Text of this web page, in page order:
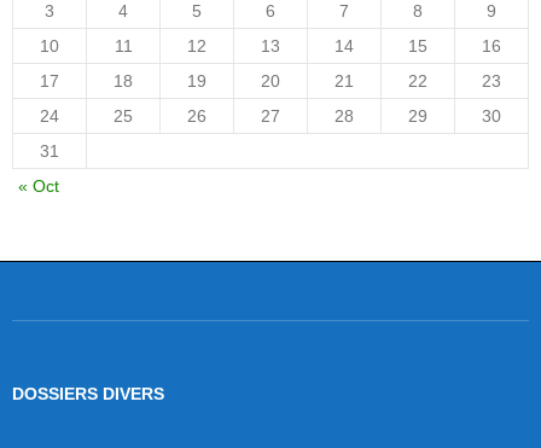
3
4 5 6 7 8
9
10
11 12 13 14 15
16
17
18 19 20 21 22
23
24
25 26 27 28 29
30
31
« Oct
DOSSIERS DIVERS